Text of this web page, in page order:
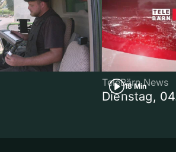
18 Min
TeleBärn News
Dienstag,